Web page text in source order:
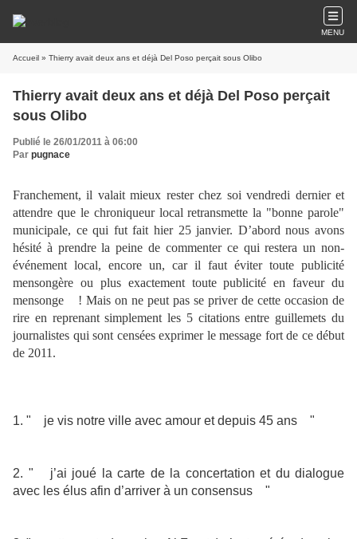
MENU
Accueil » Thierry avait deux ans et déjà Del Poso perçait sous Olibo
Thierry avait deux ans et déjà Del Poso perçait
sous Olibo
Publié le 26/01/2011 à 06:00
Par pugnace
Franchement, il valait mieux rester chez soi vendredi dernier et
attendre que le chroniqueur local retransmette la "bonne parole"
municipale, ce qui fut fait hier 25 janvier. D’abord nous avons
hésité à prendre la peine de commenter ce qui restera un non-
événement local, encore un, car il faut éviter toute publicité
mensongère ou plus exactement toute publicité en faveur du
mensonge ! Mais on ne peut pas se priver de cette occasion de
rire en reprenant simplement les 5 citations entre guillemets du
journalistes qui sont censées exprimer le message fort de ce début
de 2011.
1. " je vis notre ville avec amour et depuis 45 ans "
2. " j’ai joué la carte de la concertation et du dialogue
avec les élus afin d’arriver à un consensus "